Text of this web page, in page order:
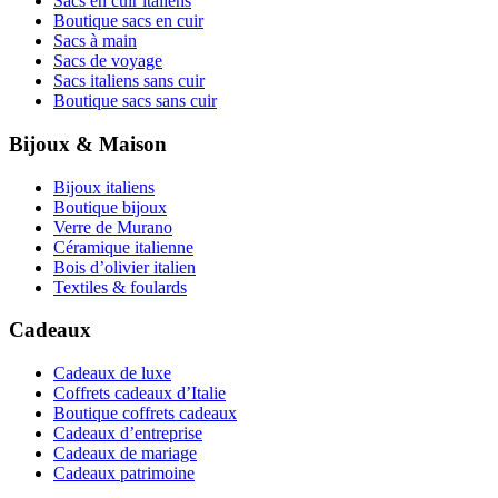
Boutique sacs en cuir
Sacs à main
Sacs de voyage
Sacs italiens sans cuir
Boutique sacs sans cuir
Bijoux & Maison
Bijoux italiens
Boutique bijoux
Verre de Murano
Céramique italienne
Bois d’olivier italien
Textiles & foulards
Cadeaux
Cadeaux de luxe
Coffrets cadeaux d’Italie
Boutique coffrets cadeaux
Cadeaux d’entreprise
Cadeaux de mariage
Cadeaux patrimoine